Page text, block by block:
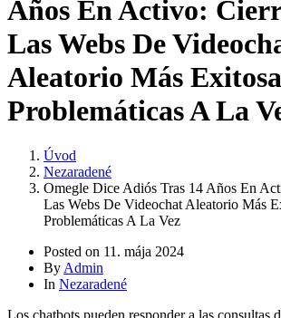
Años En Activo:
Las Webs De
Aleatorio Más
Problemáticas A La
Úvod
Nezaradené
Omegle Dice Adiós Tras 14 Años En
Las Webs De Videochat Aleatorio Más
Problemáticas A La Vez
Posted on 11. mája 2024
By Admin
In Nezaradené
Los chatbots pueden responder a las consultas